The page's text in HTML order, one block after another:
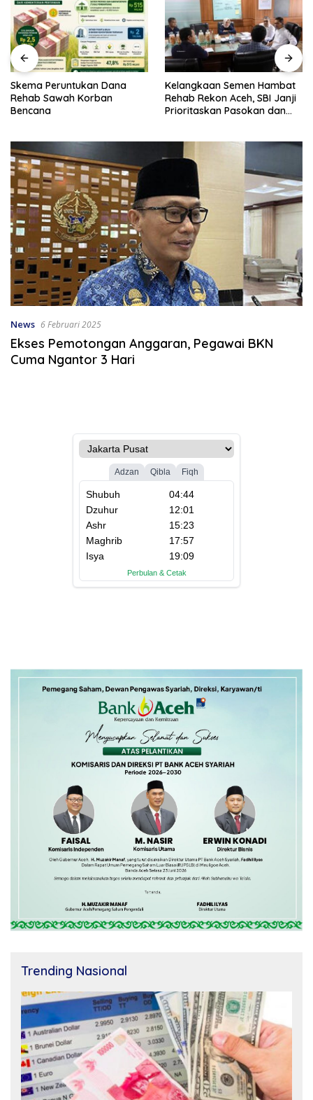
Skema Peruntukan Dana
Rehab Sawah Korban
Bencana
Kelangkaan Semen Hambat
Rehab Rekon Aceh, SBI Janji
Prioritaskan Pasokan dan
News 6 Februari 2025
Ekses Pemotongan Anggaran, Pegawai BKN
Cuma Ngantor 3 Hari
Trending Nasional